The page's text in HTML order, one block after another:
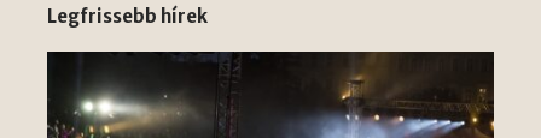
Legfrissebb hírek